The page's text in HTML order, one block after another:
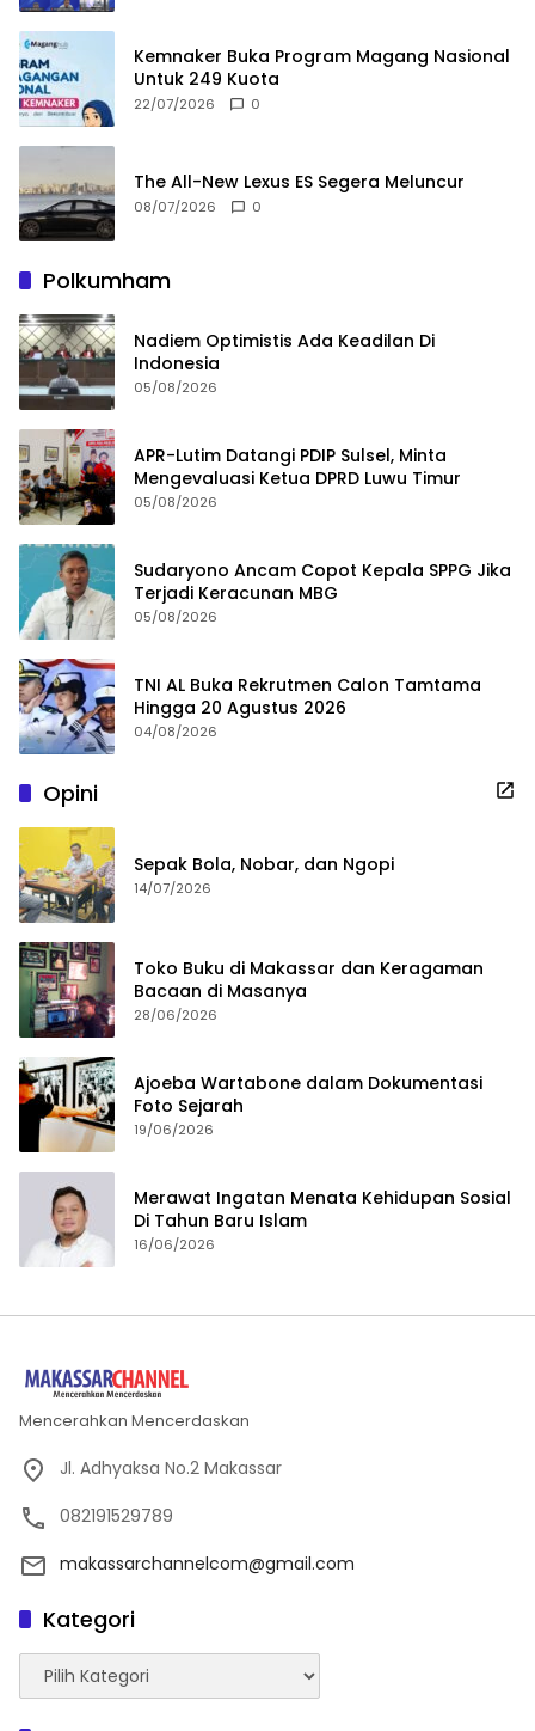
Kemnaker Buka Program Magang Nasional
Untuk 249 Kuota
22/07/2026 0
The All-New Lexus ES Segera Meluncur
08/07/2026 0
Polkumham
Nadiem Optimistis Ada Keadilan Di
Indonesia
05/08/2026
APR-Lutim Datangi PDIP Sulsel, Minta
Mengevaluasi Ketua DPRD Luwu Timur
05/08/2026
Sudaryono Ancam Copot Kepala SPPG Jika
Terjadi Keracunan MBG
05/08/2026
TNI AL Buka Rekrutmen Calon Tamtama
Hingga 20 Agustus 2026
04/08/2026
Opini
Sepak Bola, Nobar, dan Ngopi
14/07/2026
Toko Buku di Makassar dan Keragaman
Bacaan di Masanya
28/06/2026
Ajoeba Wartabone dalam Dokumentasi
Foto Sejarah
19/06/2026
Merawat Ingatan Menata Kehidupan Sosial
Di Tahun Baru Islam
16/06/2026
Mencerahkan Mencerdaskan
Jl. Adhyaksa No.2 Makassar
082191529789
makassarchannelcom@gmail.com
Kategori
Kategori